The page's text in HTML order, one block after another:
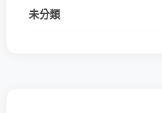
未分類